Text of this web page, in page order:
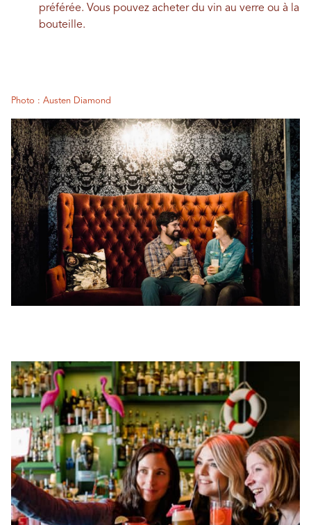
préférée. Vous pouvez acheter du vin au verre ou à la
bouteille.
Photo : Austen Diamond